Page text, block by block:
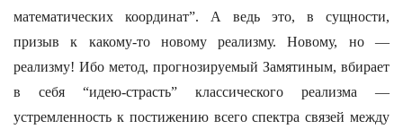
математических координат”. А ведь это, в сущности,
призыв к какому-то новому реализму. Новому, но —
реализму! Ибо метод, прогнозируемый Замятиным, вбирает
в себя “идею-страсть” классического реализма —
устремленность к постижению всего спектра связей между